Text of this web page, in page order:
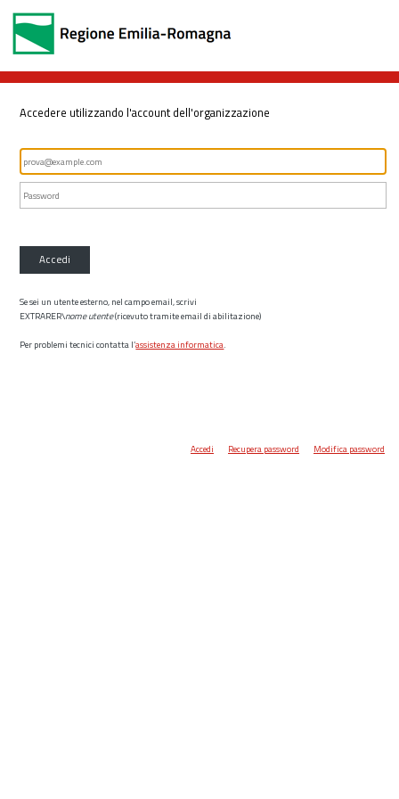
Accedere utilizzando l'account dell'organizzazione
Accedi
Se sei un utente esterno, nel campo email, scrivi
EXTRARER\nome utente(ricevuto tramite email di abilitazione)
Per problemi tecnici contatta l’assistenza informatica.
Accedi Recupera password Modifica password